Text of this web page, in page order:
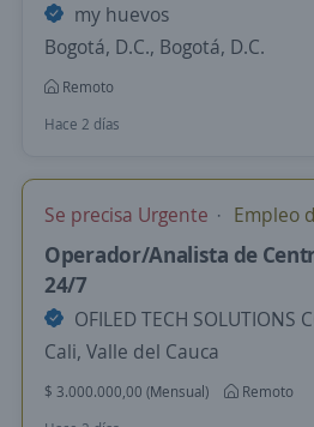
my huevos
Bogotá, D.C., Bogotá, D.C.
Remoto
Hace 2 días
Se precisa Urgente Empleo
Operador/Analista de
24/7
OFILED TECH SOLUTIONS
Cali, Valle del Cauca
$ 3.000.000,00 (Mensual)
Remoto